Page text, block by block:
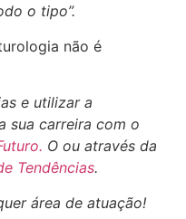
o tipo”.
não é
e utilizar a
sua carreira com o
O ou através da
Tendências.
área de atuação!